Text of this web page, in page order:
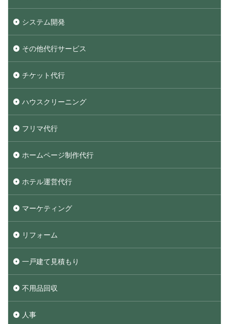
システム開発
その他代行サービス
チケット代行
ハウスクリーニング
フリマ代行
ホームページ制作代行
ホテル運営代行
マーケティング
リフォーム
一戸建て見積もり
不用品回収
人事